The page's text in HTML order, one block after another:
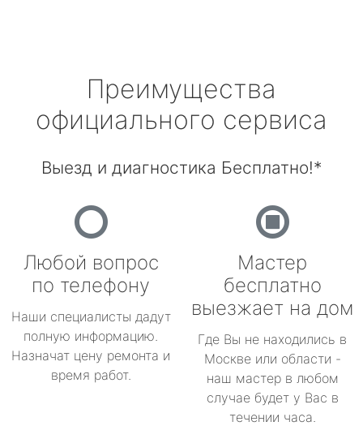
Преимущества
официального сервиса
Выезд и диагностика Бесплатно!*
Любой вопрос
по телефону
Наши специалисты дадут
полную информацию.
Назначат цену ремонта и
время работ.
Мастер
бесплатно
выезжает на дом
Где Вы не находились в
Москве или области -
наш мастер в любом
случае будет у Вас в
течении часа.